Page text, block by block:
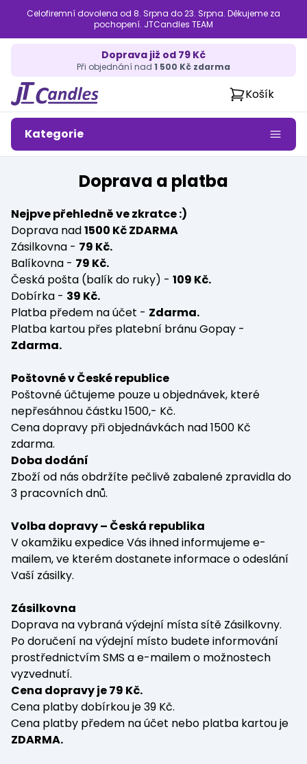
Celofiremní dovolena od 8. Srpna do 23. Srpna. Děkujeme za
pochopení. JTCandles TEAM
Doprava již od 79 Kč
Při objednání nad 1 500 Kč zdarma
Košík
Kategorie
Doprava a platba
Nejpve přehledně ve zkratce :)
Doprava nad1500 Kč ZDARMA
Zásilkovna - 79 Kč.
Balíkovna - 79 Kč.
Česká pošta (balík do ruky) - 109 Kč.
Dobírka - 39 Kč.
Platba předem na účet - Zdarma.
Platba kartou přes platební bránu Gopay -
Zdarma.
Poštovné v České republice
Poštovné účtujeme pouze u objednávek, které
nepřesáhnou částku 1500,- Kč.
Cena dopravy při objednávkách nad 1500 Kč
zdarma.
Doba dodání
Zboží od nás obdržíte pečlivě zabalené zpravidla do
3 pracovních dnů.
Volba dopravy – Česká republika
V okamžiku expedice Vás ihned informujeme e-
mailem, ve kterém dostanete informace o odeslání
Vaší zásilky.
Zásilkovna
Doprava na vybraná výdejní místa sítě Zásilkovny.
Po doručení na výdejní místo budete informování
prostřednictvím SMS a e-mailem o možnostech
vyzvednutí.
Cena dopravy je 79 Kč.
Cena platby dobírkou je 39 Kč.
Cena platby předem na účet nebo platba kartou je
ZDARMA.